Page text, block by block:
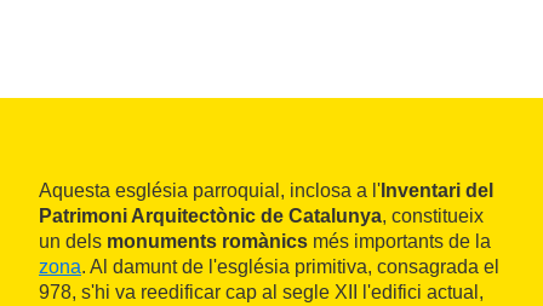
Aquesta església parroquial, inclosa a l' Inventari del
Patrimoni Arquitectònic de Catalunya, constitueix
un dels monuments romànics més importants de la
zona. Al damunt de l'església primitiva, consagrada el
978, s'hi va reedificar cap al segle XII l'edifici actual,